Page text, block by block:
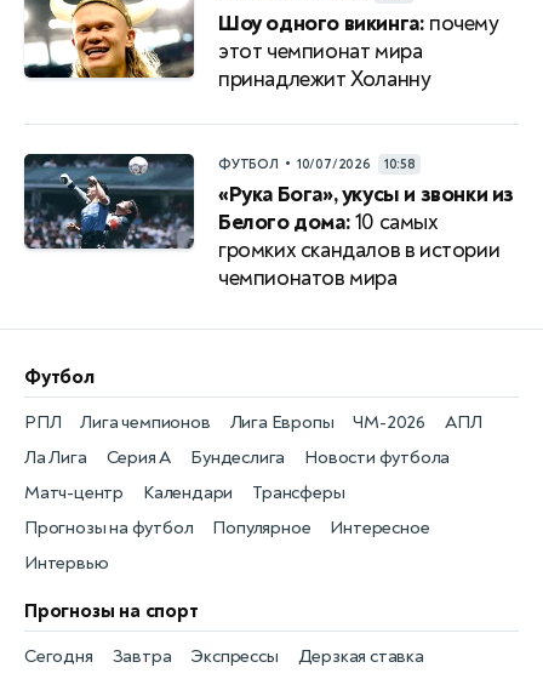
Шоу одного викинга: почему
этот чемпионат мира
принадлежит Холанну
ФУТБОЛ • 10/07/2026 10:58
«Рука Бога», укусы и звонки из
Белого дома:10 самых
громких скандалов в истории
чемпионатов мира
Футбол
Новости футбола
РПЛ
Матч-центр
Лига чемпионов
Календари
Лига Европы
Трансферы
ЧМ-2026
Прогнозы на футбол
АПЛ
Популярное
Ла Лига
Интересное
Серия А
Интервью
Бундеслига
Прогнозы на спорт
Сегодня
Завтра Экспрессы Дерзкая ставка